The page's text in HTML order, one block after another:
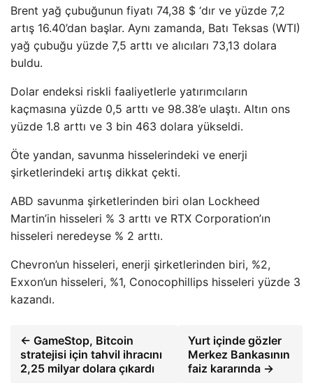
Brent yağ çubuğunun fiyatı 74,38 $ ‘dır ve yüzde 7,2
artış 16.40’dan başlar. Aynı zamanda, Batı Teksas (WTI)
yağ çubuğu yüzde 7,5 arttı ve alıcıları 73,13 dolara
buldu.
Dolar endeksi riskli faaliyetlerle yatırımcıların
kaçmasına yüzde 0,5 arttı ve 98.38’e ulaştı. Altın ons
yüzde 1.8 arttı ve 3 bin 463 dolara yükseldi.
Öte yandan, savunma hisselerindeki ve enerji
şirketlerindeki artış dikkat çekti.
ABD savunma şirketlerinden biri olan Lockheed
Martin’in hisseleri % 3 arttı ve RTX Corporation’ın
hisseleri neredeyse % 2 arttı.
Chevron’un hisseleri, enerji şirketlerinden biri, %2,
Exxon’un hisseleri, %1, Conocophillips hisseleri yüzde 3
kazandı.
← GameStop, Bitcoin
stratejisi için tahvil ihracını
2,25 milyar dolara çıkardı
Yurt içinde gözler
Merkez Bankasının
faiz kararında →